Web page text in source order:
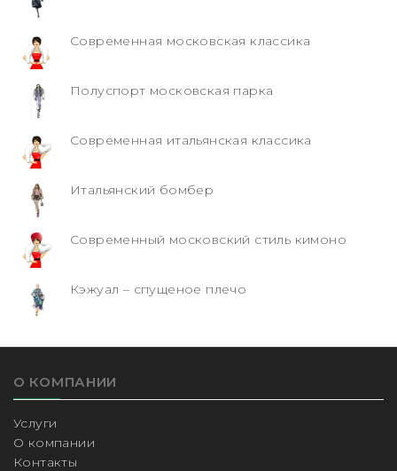
Современная московская классика
Полуспорт московская парка
Современная итальянская классика
Итальянский бомбер
Современный московский стиль кимоно
Кэжуал – спущеное плечо
О КОМПАНИИ
Услуги
О компании
Контакты